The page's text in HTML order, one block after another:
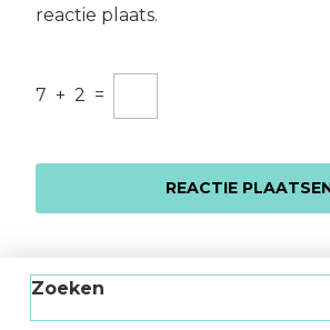
reactie plaats.
7 + 2 =
Zoeken